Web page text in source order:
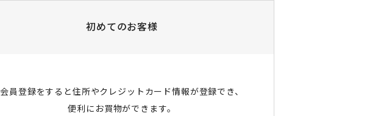
初めてのお客様
会員登録をすると住所やクレジットカード情報が登録でき、
便利にお買物ができます。